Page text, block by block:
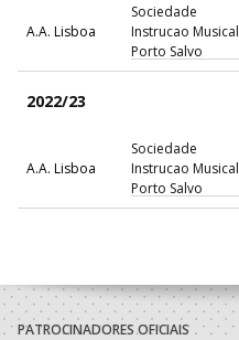
A.A. Lisboa
Sociedade
Instrucao Musical
Porto Salvo
2022/23
A.A. Lisboa
Sociedade
Instrucao Musical
Porto Salvo
A.A. Lisboa
Sociedade
Instrucao Musical
Porto Salvo
PATROCINADORES OFICIAIS